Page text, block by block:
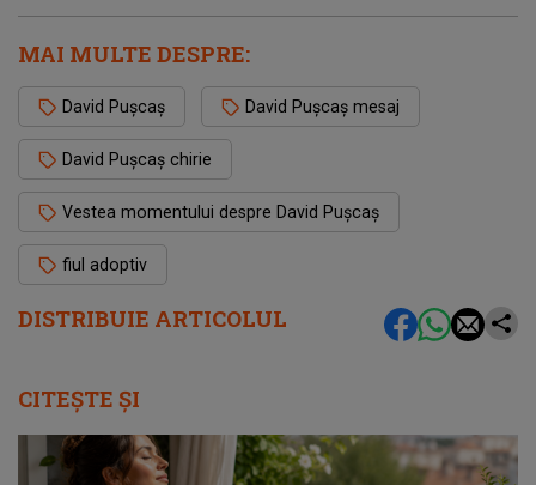
DISTRIBUIE ARTICOLUL
MAI MULTE DESPRE:
David Pușcaș David Pușcaș mesaj
David Pușcaș chirie
Vestea momentului despre David Pușcaș
fiul adoptiv
CITEȘTE ȘI